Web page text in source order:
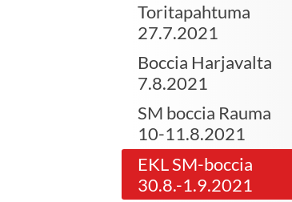
Toritapahtuma
27.7.2021
Boccia Harjavalta
7.8.2021
SM boccia Rauma
10-11.8.2021
EKL SM-boccia
30.8.-1.9.2021